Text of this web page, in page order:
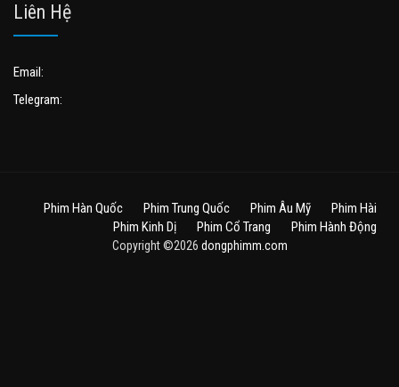
Liên Hệ
Email:
Telegram:
Phim Hàn Quốc Phim Trung Quốc Phim Âu Mỹ
Phim Hài
Phim Kinh Dị
Phim Cổ Trang Phim Hành Động
Copyright ©2026 dongphimm.com